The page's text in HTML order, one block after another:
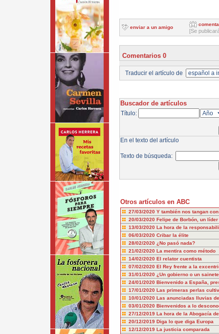
enviar a un amigo
[Se
Comentarios 0
Traducir el artículo de
Buscador de artículos
Título:
En el texto del artículo
Texto de búsqueda:
Otros artículos en ABC
27/03/2020 Y también nos tangan
20/03/2020 Felipe de Borbón, un
13/03/2020 La hora de la
06/03/2020 Cribar la élite
28/02/2020 ¿No pasó nada?
21/02/2020 La mentira como método
14/02/2020 El relator cuentista
07/02/2020 El Rey frente a la
31/01/2020 ¿Un gobierno o un
24/01/2020 Bienvenido a España,
17/01/2020 Las primeras perlas
10/01/2020 Las anunciadas lluvias
03/01/2020 Bienvenidos a lo
27/12/2019 La hora de la Abogacía
20/12/2019 Diga lo que diga Europa
12/12/2019 La justicia comparada